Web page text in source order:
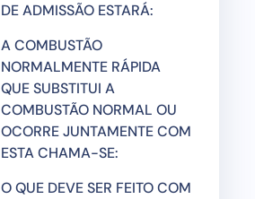
DE ADMISSÃO ESTARÁ:
A COMBUSTÃO
NORMALMENTE RÁPIDA
QUE SUBSTITUI A
COMBUSTÃO NORMAL OU
OCORRE JUNTAMENTE COM
ESTA CHAMA-SE:
O QUE DEVE SER FEITO COM